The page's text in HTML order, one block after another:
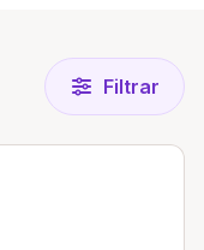
Filtrar